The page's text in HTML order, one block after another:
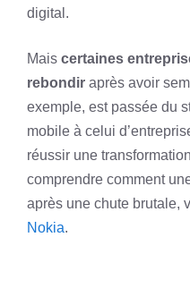
digital.
Mais certaines
rebondir après avoir
exemple, est passée du
mobile à celui
réussir une
comprendre comment
après une chute brutale,
Nokia.